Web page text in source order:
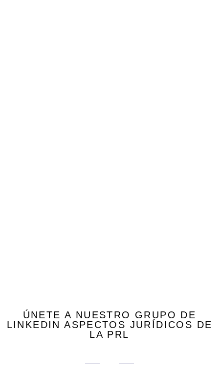
ÚNETE A NUESTRO GRUPO DE
LINKEDIN ASPECTOS JURÍDICOS DE
LA PRL